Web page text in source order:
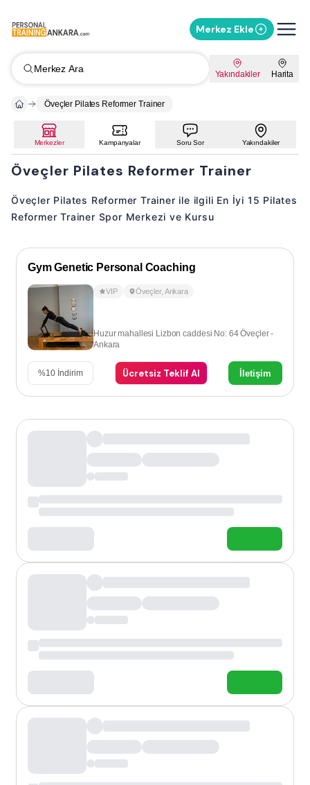
Merkez Ekle
Merkez Ara Yakındakiler Harita
Öveçler Pilates Reformer Trainer
Merkezler Kampanyalar Soru Sor Yakındakiler
Öveçler Pilates Reformer Trainer
Öveçler Pilates Reformer Trainer ile ilgili En İyi 15 Pilates
Reformer Trainer Spor Merkezi ve Kursu
Gym Genetic Personal Coaching
VIP Öveçler, Ankara
Huzur mahallesi Lizbon caddesi No: 64 Öveçler -
Ankara
%10 İndirim Ücretsiz Teklif Al İletişim